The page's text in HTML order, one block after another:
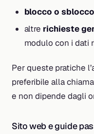
blocco o
altre richieste
modulo con i dati
Per queste pratiche
preferibile alla
e non dipende dagli
Sito web e guide